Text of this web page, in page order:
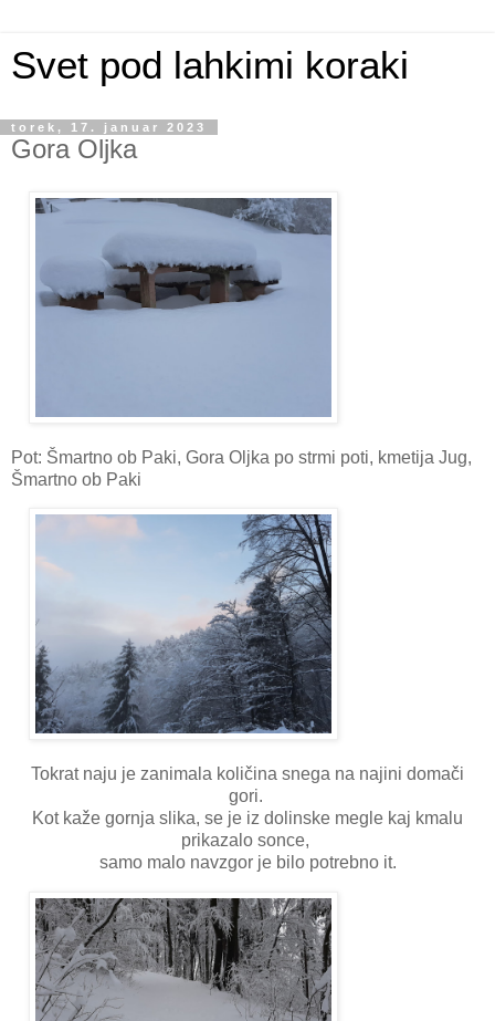
Svet pod lahkimi koraki
torek, 17. januar 2023
Gora Oljka
Pot: Šmartno ob Paki, Gora Oljka po strmi poti, kmetija Jug,
Šmartno ob Paki
Tokrat naju je zanimala količina snega na najini domači
gori.
Kot kaže gornja slika, se je iz dolinske megle kaj kmalu
prikazalo sonce,
samo malo navzgor je bilo potrebno it.